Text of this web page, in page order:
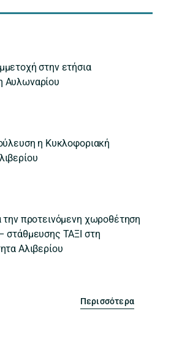
στην ετήσια
Αυλωναρίου
η Κυκλοφοριακή
την προτεινόμενη χωροθέτηση
στάθμευσης ΤΑΞΙ στη
Αλιβερίου
Περισσότερα